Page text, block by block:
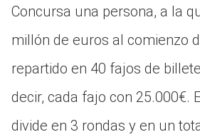
Concursa una persona, a la
millón de euros al comienzo
repartido en 40 fajos de
decir, cada fajo con 25.000€.
divide en 3 rondas y en un